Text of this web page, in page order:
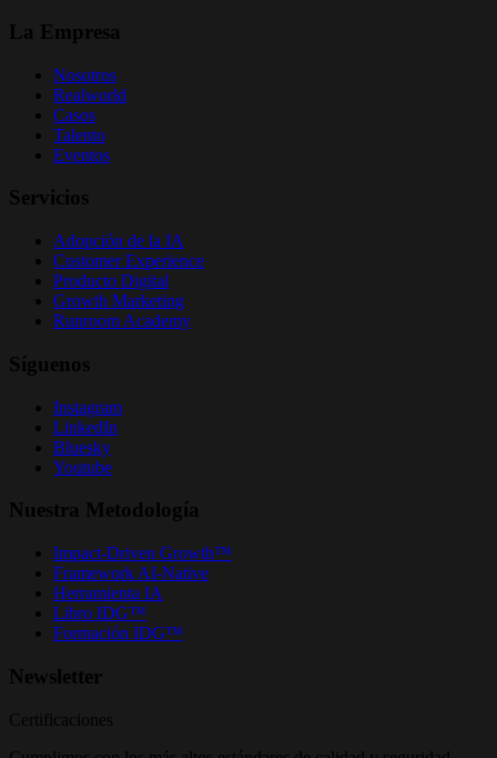
La Empresa
Nosotros
Realworld
Casos
Talento
Eventos
Servicios
Adopción de la IA
Customer Experience
Producto Digital
Growth Marketing
Runroom Academy
Síguenos
Instagram
LinkedIn
Bluesky
Youtube
Nuestra Metodología
Impact-Driven Growth™
Framework AI-Native
Herramienta IA
Libro IDG™
Formación IDG™
Newsletter
Certificaciones